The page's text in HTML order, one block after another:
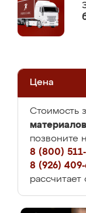
Цена
Стоимость
материалов
позвоните
8 (800)
8 (926) 409-
рассчитает